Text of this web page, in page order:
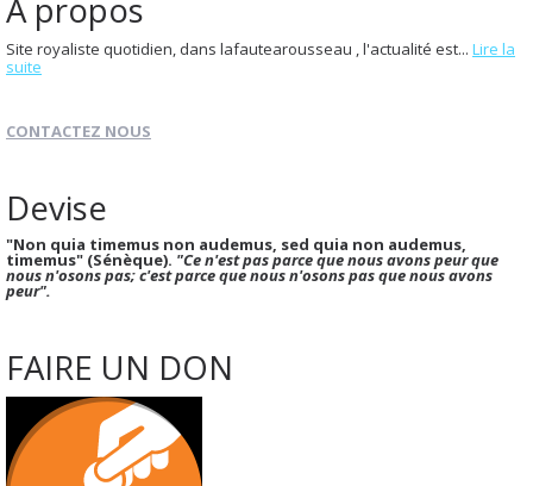
À propos
Site royaliste quotidien, dans lafautearousseau , l'actualité est... Lire la
suite
CONTACTEZ NOUS
Devise
"Non quia timemus non audemus, sed quia non audemus,
timemus" (Sénèque). "Ce n'est pas parce que nous avons peur que
nous n'osons pas; c'est parce que nous n'osons pas que nous avons
peur".
FAIRE UN DON